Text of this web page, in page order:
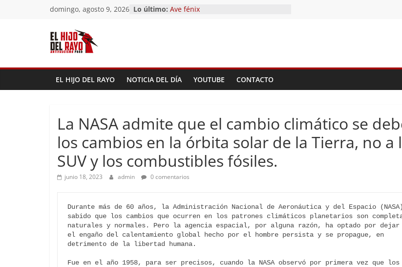
domingo, agosto 9, 2026 Lo último: Ave fénix
EL HIJO DEL RAYO NOTICIA DEL DÍA YOUTUBE CONTACTO
La NASA admite que el cambio climático se
los cambios en la órbita solar de la Tierra, no a
SUV y los combustibles fósiles.
junio 18, 2023 admin 0 comentarios
Durante más de 60 años, la Administración Nacional de Aeronáutica y del Espacio
sabido que los cambios que ocurren en los patrones climáticos planetarios son
naturales y normales. Pero la agencia espacial, por alguna razón, ha optado por dejar
el engaño del calentamiento global hecho por el hombre persista y se propague, en
detrimento de la libertad humana.
Fue en el año 1958, para ser precisos, cuando la NASA observó por primera vez que los